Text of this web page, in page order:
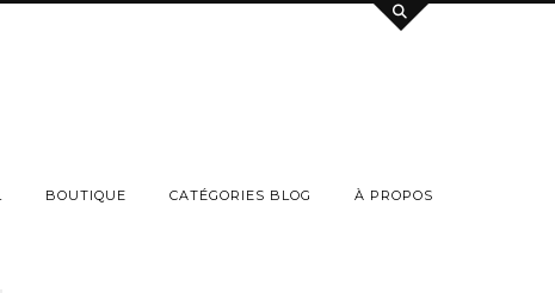
BOUTIQUE CATÉGORIES BLOG À PROPOS